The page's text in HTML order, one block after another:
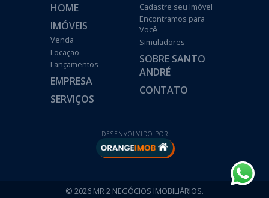
HOME
IMÓVEIS
Venda
Locação
Lançamentos
EMPRESA
SERVIÇOS
Cadastre seu Imóvel
Encontramos para
Você
Simuladores
SOBRE SANTO
ANDRÉ
CONTATO
DESENVOLVIDO POR
© 2026 MR 2 NEGÓCIOS IMOBILIÁRIOS.